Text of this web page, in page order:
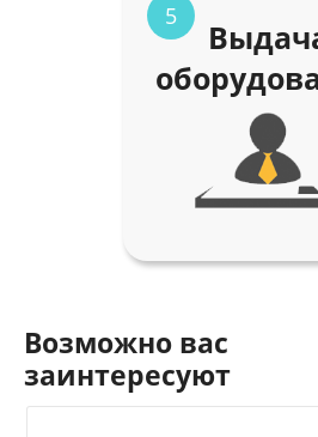
5
Возможно вас
заинтересуют